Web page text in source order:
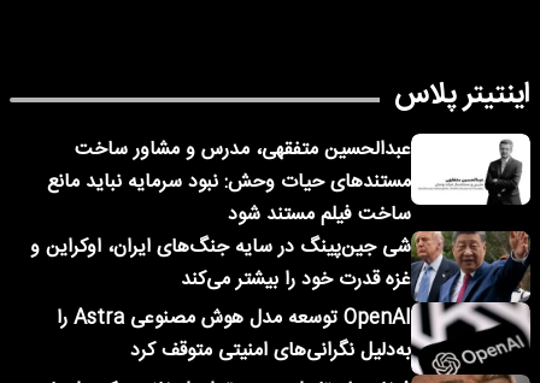
اینتیتر پلاس
عبدالحسین متفقهی، مدرس و مشاور ساخت
مستندهای حیات وحش: نبود سرمایه نباید مانع
ساخت فیلم مستند شود
شی جین‌پینگ در سایه جنگ‌های ایران، اوکراین و
غزه قدرت خود را بیشتر می‌کند
OpenAI توسعه مدل هوش مصنوعی Astra را
به‌دلیل نگرانی‌های امنیتی متوقف کرد